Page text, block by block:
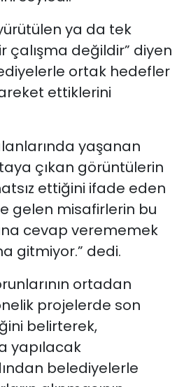
ya da tek
çalışma değildir” diyen
ortak hedefler
ettiklerini
yaşanan
çıkan görüntülerin
ettiğini ifade eden
gelen misafirlerin bu
cevap verememek
gitmiyor.” dedi.
ortadan
projelerde son
belirterek,
yapılacak
belediyelerle